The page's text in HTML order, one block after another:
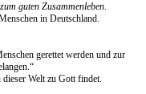
guten Zusammenleben.
in Deutschland.
gerettet werden und zur
Welt zu Gott findet.